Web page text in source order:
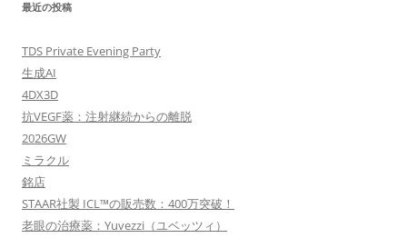
ョ
ン
最近の投稿
TDS Private Evening Party
生成AI
4DX3D
抗VEGF薬：注射継続からの離脱
2026GW
ミラクル
銘店
STAAR社製 ICL™の販売数：400万突破！
老眼の治療薬：Yuvezzi（ユベッツィ）